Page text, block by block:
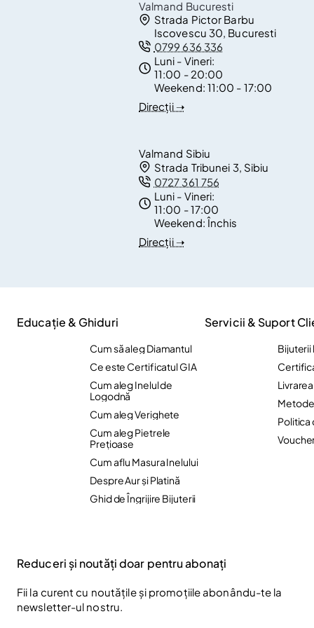
Valmand Bucuresti
Strada Pictor Barbu
Iscovescu 30, Bucuresti
0799 636 336
Luni - Vineri:
11:00 - 20:00
Weekend: 11:00 - 17:00
Direcții ➝
Valmand Sibiu
Strada Tribunei 3, Sibiu
0727 361 756
Luni - Vineri:
11:00 - 17:00
Weekend:Închis
Direcții ➝
Educație & Ghiduri
Cum să aleg Diamantul
Ce este Certificatul GIA
Cum aleg Inelul de
Logodnă
Cum aleg Verighete
Cum aleg Pietrele
Preţioase
Cum aflu Masura Inelului
Despre Aur și Platină
Ghid de Îngrijire Bijuterii
Servicii & Suport
Bijuterii
Politica
Reduceri și noutăți doar pentru abonați
Fii la curent cu noutățile și promoțiile abonându-te la
newsletter-ul nostru.